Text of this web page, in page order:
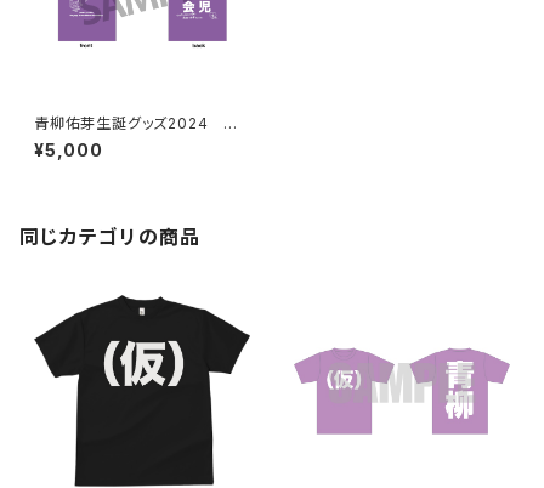
青柳佑芽生誕グッズ2024 成
人女児保護者会Tシャツ2024
¥5,000
同じカテゴリの商品